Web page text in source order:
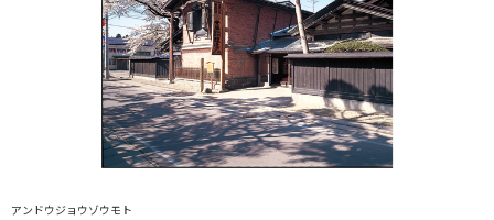
アンドウジョウゾウモト